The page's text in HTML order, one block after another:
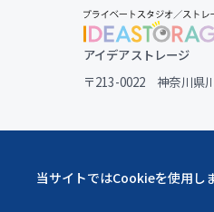
アイデアストレージ
〒213-0022 神奈川県
当サイトではCookieを使用し